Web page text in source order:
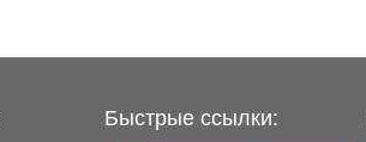
Быстрые ссылки: